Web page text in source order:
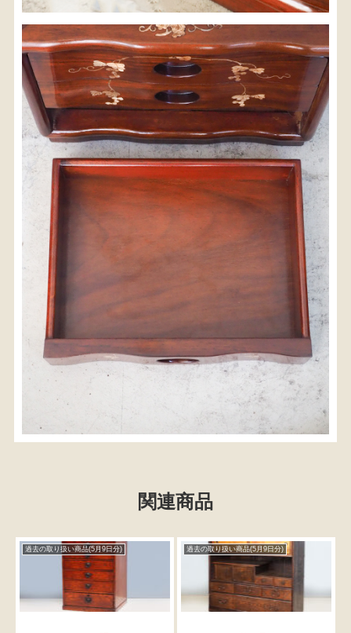
関連商品
過去の取り扱い商品(5月9日分) 過去の取り扱い商品(5月9日分)